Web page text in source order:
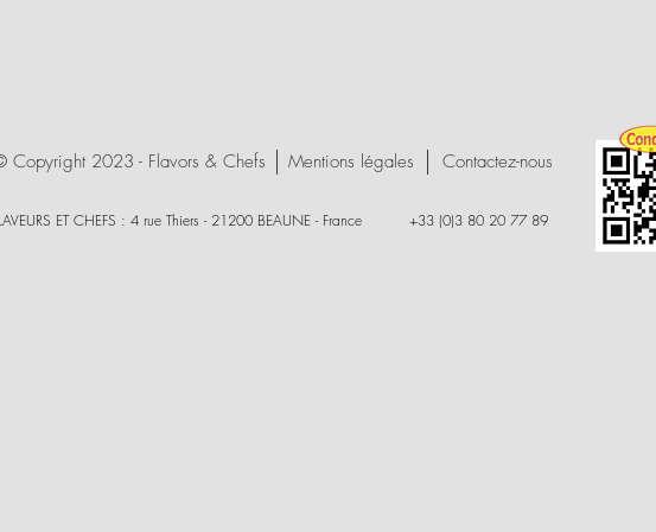
Mentions légales
Copyright 2023 - Flavors & Chefs Contactez-nous
ET CHEFS : 4 rue Thiers - 21200 BEAUNE - France +33 (0)3 80 20 77 89